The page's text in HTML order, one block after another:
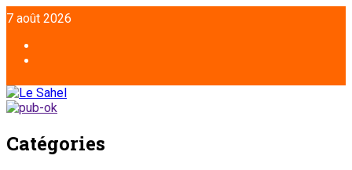
Aller
au
contenu
7 août 2026
Catégories